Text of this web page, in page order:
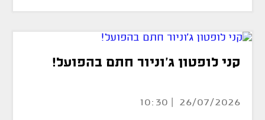
קני לופטון ג'וניור חתם בהפועל!
26/07/2026 | 10:30